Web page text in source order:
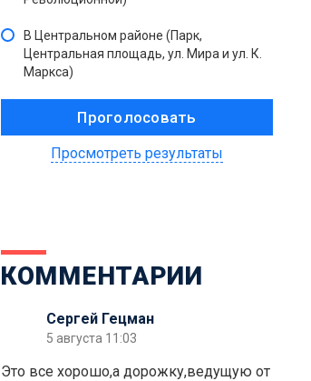
В Центральном районе (Парк,
Центральная площадь, ул. Мира и ул. К.
Маркса)
Просмотреть результаты
КОММЕНТАРИИ
Сергей Гецман
5 августа 11:03
Это все хорошо,а дорожку,ведущую от